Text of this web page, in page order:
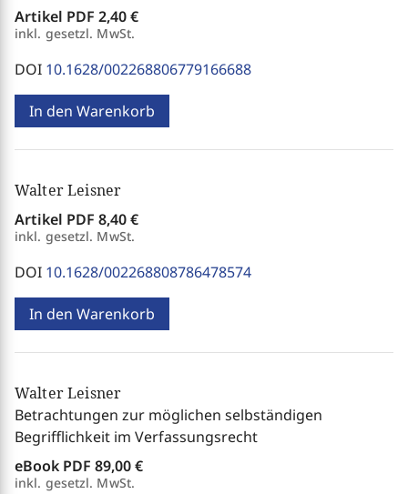
Artikel PDF 2,40 €
inkl. gesetzl. MwSt.
DOI 10.1628/002268806779166688
In den Warenkorb
Walter Leisner
Artikel PDF 8,40 €
inkl. gesetzl. MwSt.
DOI 10.1628/002268808786478574
In den Warenkorb
Walter Leisner
Betrachtungen zur möglichen selbständigen
Begrifflichkeit im Verfassungsrecht
eBook PDF 89,00 €
inkl. gesetzl. MwSt.